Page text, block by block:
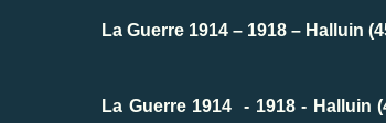
La Guerre 1914 – 1918 – Halluin
La Guerre 1914
- 1918 - Halluin